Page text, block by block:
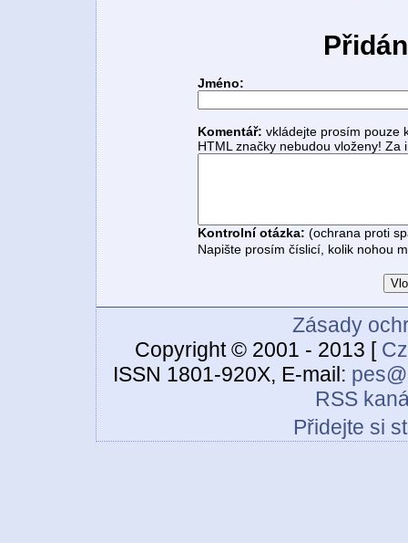
Jméno:
Komentář: vkládejte prosím pouze
HTML značky nebudou vloženy!
Kontrolní otázka: (ochrana proti
Napište prosím číslicí, kolik nohou
Zásady
Copyright © 2001 - 2013 [
ISSN 1801-920X, E-mail:
RSS
Přidejte si